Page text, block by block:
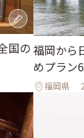
国の 福岡から
めプラン
福岡県